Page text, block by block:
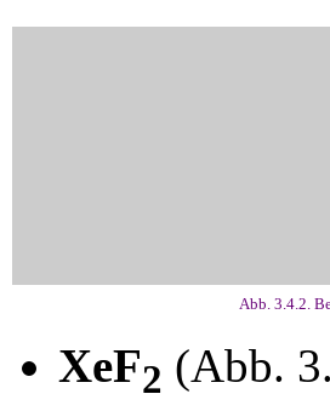
Abb. 3.4.2.
XeF2 (Abb.